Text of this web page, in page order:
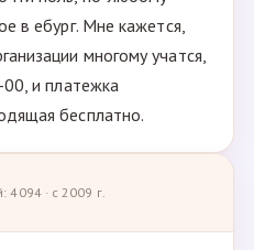
в ебург. Мне кажется,
многому учатся,
и платежка
бесплатно.
4094 · с 2009 г.